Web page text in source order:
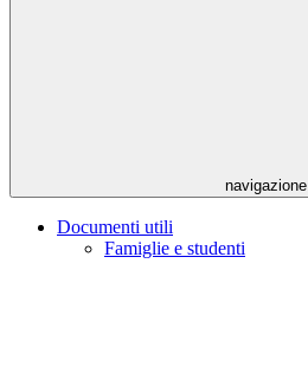
navigazione
Documenti utili
Famiglie e studenti